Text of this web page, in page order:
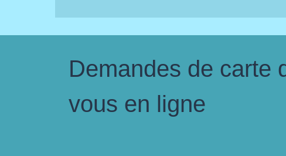
Demandes de carte
vous en ligne